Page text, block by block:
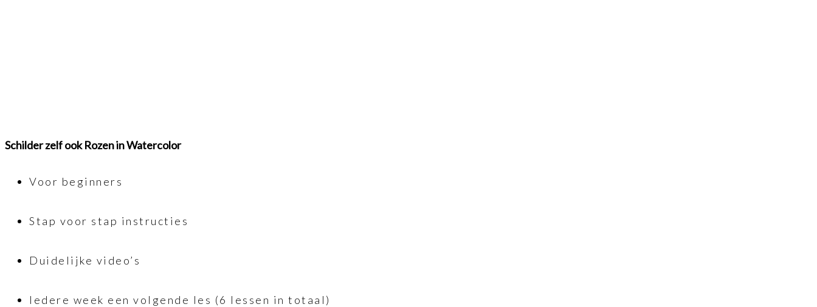
Schilder zelf ook Rozen in Watercolor
Voor beginners
Stap voor stap instructies
Duidelijke video’s
Iedere week een volgende les (6 lessen in totaal)